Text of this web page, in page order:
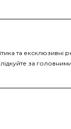
та ексклюзивні
за головними